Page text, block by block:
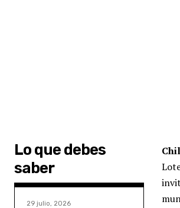
Lo que debes
saber
29 julio, 2026